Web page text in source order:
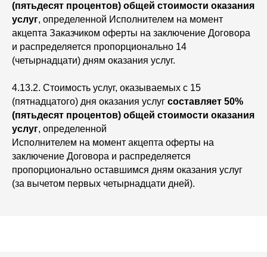
(пятьдесят процентов) общей стоимости оказания
услуг, определенной Исполнителем на момент
акцепта Заказчиком оферты на заключение Договора
и распределяется пропорционально 14
(четырнадцати) дням оказания услуг.
4.13.2. Стоимость услуг, оказываемых с 15
(пятнадцатого) дня оказания услуг составляет 50%
(пятьдесят процентов) общей стоимости оказания
услуг, определенной
Исполнителем на момент акцепта оферты на
заключение Договора и распределяется
пропорционально оставшимся дням оказания услуг
(за вычетом первых четырнадцати дней).